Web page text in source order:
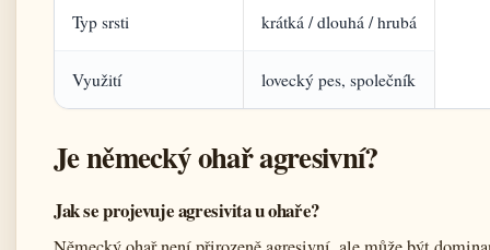
Typ srsti krátká / dlouhá / hrubá
Využití lovecký pes, společník
Je německý ohař agresivní?
Jak se projevuje agresivita u ohaře?